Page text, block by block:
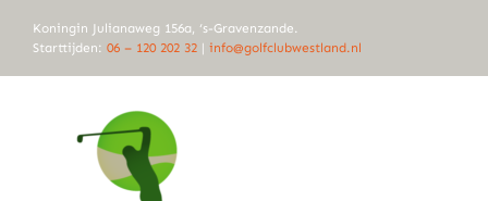
naar
Koningin Julianaweg 156a, ‘s-Gravenzande.
Starttijden: 06 – 120 202 32 | info@golfclubwestland.nl